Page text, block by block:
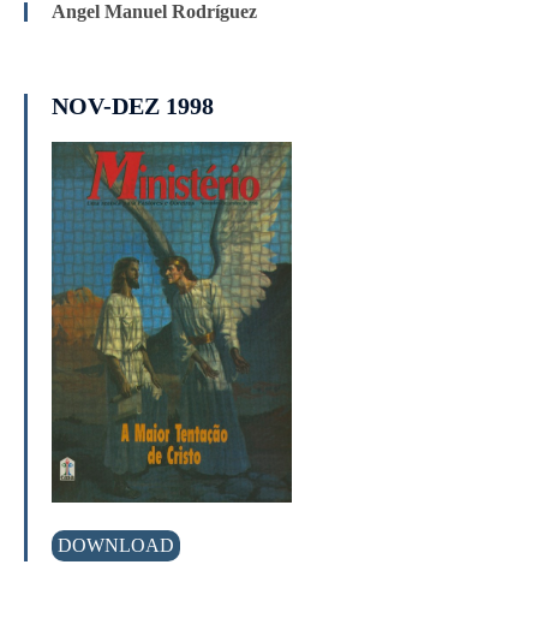
Angel Manuel Rodríguez
NOV-DEZ 1998
DOWNLOAD